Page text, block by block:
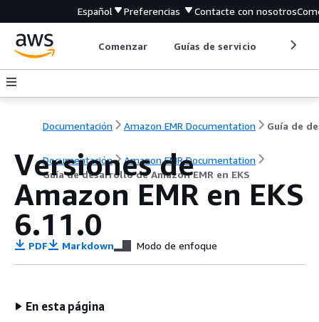
Español Preferencias Contacte con nosotros
Comenzar Guías de servicio
Documentación Amazon EMR Documentation
Documentación
Amazon EMR Documentation
Guía de desarrollo de Amazon EMR en EKS
Versiones de
Amazon EMR en EKS
6.11.0
PDF Markdown Modo de enfoque
En esta página